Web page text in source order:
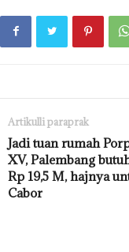
Artikulli paraprak
Jadi tuan rumah
XV, Palembang
Rp 19,5 M, hajnya
Cabor